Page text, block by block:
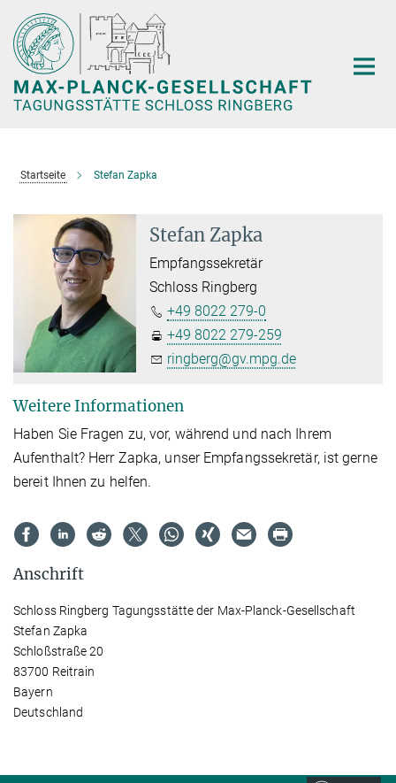
Hauptinhalt
Startseite Stefan Zapka
Stefan Zapka
Empfangssekretär
Schloss Ringberg
+49 8022 279-0
+49 8022 279-259
ringberg@gv.mpg.de
Weitere Informationen
Haben Sie Fragen zu, vor, während und nach Ihrem
Aufenthalt? Herr Zapka, unser Empfangssekretär, ist gerne
bereit Ihnen zu helfen.
Anschrift
Schloss Ringberg Tagungsstätte der Max-Planck-Gesellschaft
Stefan Zapka
Schloßstraße 20
83700 Reitrain
Bayern
Deutschland